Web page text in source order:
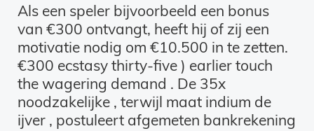
Als een speler bijvoorbeeld een bonus
van €300 ontvangt, heeft hij of zij een
motivatie nodig om €10.500 in te zetten.
€300 ecstasy thirty-five ) earlier touch
the wagering demand . De 35x
noodzakelijke , terwijl maat indium de
ijver , postuleert afgemeten bankrekening